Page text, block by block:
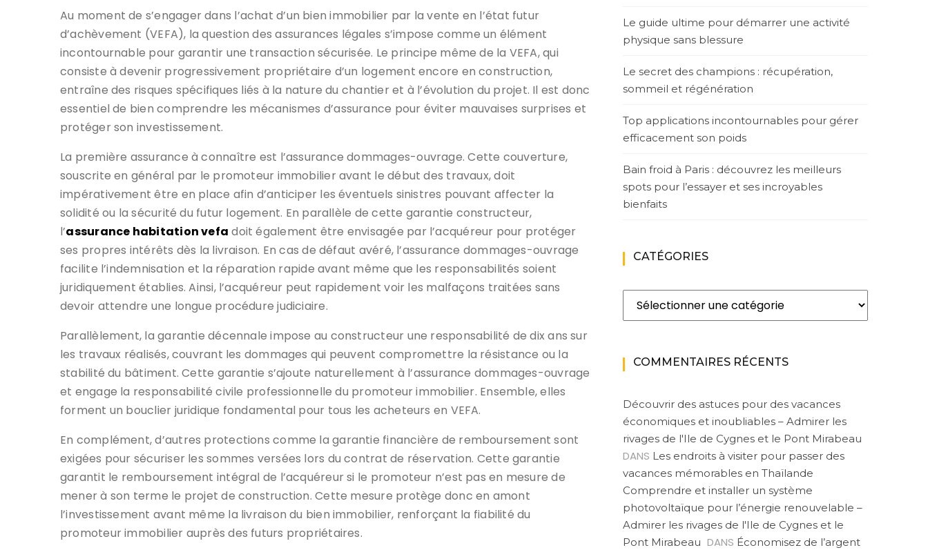
Au moment de s’engager dans l’achat d’un bien immobilier par la vente en l’état futur
d’achèvement (VEFA), la question des assurances légales s’impose comme un élément
incontournable pour garantir une transaction sécurisée. Le principe même de la VEFA, qui
consiste à devenir progressivement propriétaire d’un logement encore en construction,
entraîne des risques spécifiques liés à la nature du chantier et à l’évolution du projet. Il est donc
essentiel de bien comprendre les mécanismes d’assurance pour éviter mauvaises surprises et
protéger son investissement.
La première assurance à connaître est l’assurance dommages-ouvrage. Cette couverture,
souscrite en général par le promoteur immobilier avant le début des travaux, doit
impérativement être en place afin d’anticiper les éventuels sinistres pouvant affecter la
solidité ou la sécurité du futur logement. En parallèle de cette garantie constructeur,
l’assurance habitation vefa doit également être envisagée par l’acquéreur pour protéger
ses propres intérêts dès la livraison. En cas de défaut avéré, l’assurance dommages-ouvrage
facilite l’indemnisation et la réparation rapide avant même que les responsabilités soient
juridiquement établies. Ainsi, l’acquéreur peut rapidement voir les malfaçons traitées sans
devoir attendre une longue procédure judiciaire.
Parallèlement, la garantie décennale impose au constructeur une responsabilité de dix ans sur
les travaux réalisés, couvrant les dommages qui peuvent compromettre la résistance ou la
stabilité du bâtiment. Cette garantie s’ajoute naturellement à l’assurance dommages-ouvrage
et engage la responsabilité civile professionnelle du promoteur immobilier. Ensemble, elles
forment un bouclier juridique fondamental pour tous les acheteurs en VEFA.
En complément, d’autres protections comme la garantie financière de remboursement sont
exigées pour sécuriser les sommes versées lors du contrat de réservation. Cette garantie
garantit le remboursement intégral de l’acquéreur si le promoteur n’est pas en mesure de
mener à son terme le projet de construction. Cette mesure protège donc en amont
l’investissement avant même la livraison du bien immobilier, renforçant la fiabilité du
promoteur immobilier auprès des futurs propriétaires.
Le guide ultime pour démarrer une activité
physique sans blessure
Le secret des champions : récupération,
sommeil et régénération
Top applications incontournables pour gérer
efficacement son poids
Bain froid à Paris : découvrez les meilleurs
spots pour l’essayer et ses incroyables
bienfaits
CATÉGORIES
Catégories
COMMENTAIRES RÉCENTS
Découvrir des astuces pour des vacances
économiques et inoubliables – Admirer les
rivages de l'Ile de Cygnes et le Pont Mirabeau
DANS Les endroits à visiter pour passer des
vacances mémorables en Thaïlande
Comprendre et installer un système
photovoltaïque pour l’énergie renouvelable –
Admirer les rivages de l'Ile de Cygnes et le
Pont Mirabeau DANS Économisez de l’argent